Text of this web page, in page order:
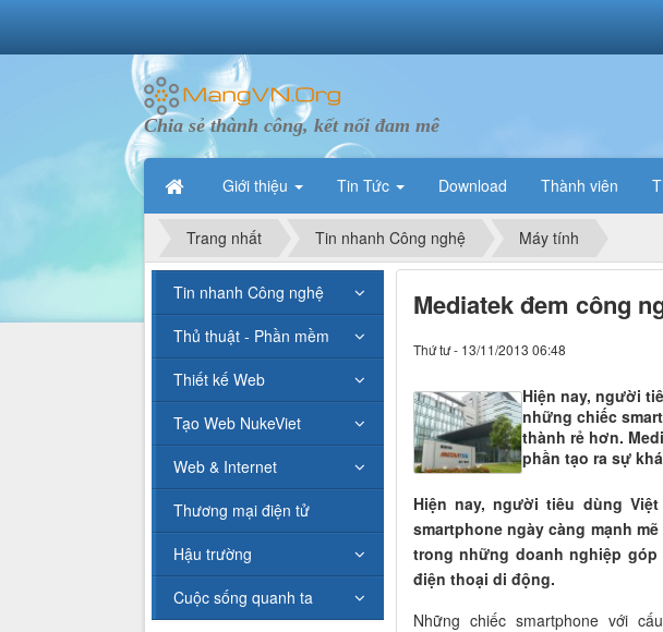
Chia sẻ thành công, kết nối đam mê
Giới thiệu Tin Tức Download Thành viên
Trang nhất Tin nhanh Công nghệ Máy tính
Mediatek đem công
Thứ tư - 13/11/2013 06:48
Hiện nay, người
những chiếc
thành rẻ hơn.
phần tạo ra sự
Hiện nay, người tiêu dùng
smartphone ngày càng mạnh
trong những doanh nghiệp
điện thoại di động.
Những chiếc smartphone với
Tin nhanh Công nghệ
Thủ thuật - Phần mềm
Thiết kế Web
Tạo Web NukeViet
Web & Internet
Thương mại điện tử
Hậu trường
Cuộc sống quanh ta